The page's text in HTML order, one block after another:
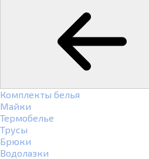
Комплекты белья
Майки
Термобелье
Трусы
Брюки
Водолазки